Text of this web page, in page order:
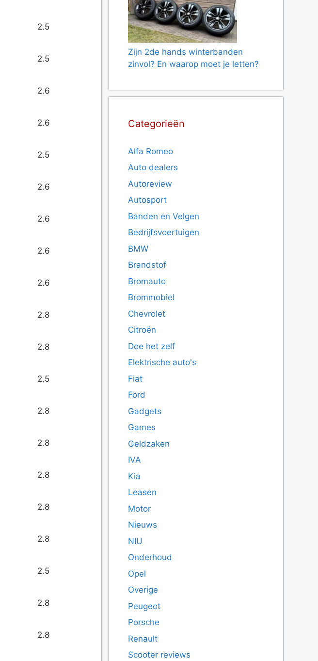
2.5
2.5
2.6
2.6
2.5
2.6
2.6
2.6
2.6
2.8
2.8
2.5
2.8
2.8
2.8
2.8
2.8
2.5
2.8
2.8
Zijn 2de hands winterbanden
zinvol? En waarop moet je letten?
Categorieën
Alfa Romeo
Auto dealers
Autoreview
Autosport
Banden en Velgen
Bedrijfsvoertuigen
BMW
Brandstof
Bromauto
Brommobiel
Chevrolet
Citroën
Doe het zelf
Elektrische auto's
Fiat
Ford
Gadgets
Games
Geldzaken
IVA
Kia
Leasen
Motor
Nieuws
NIU
Onderhoud
Opel
Overige
Peugeot
Porsche
Renault
Scooter reviews